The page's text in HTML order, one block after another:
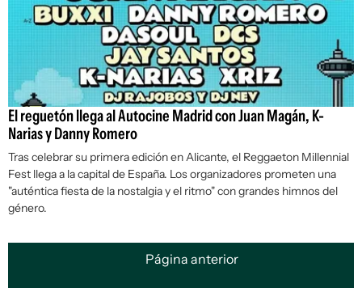
El reguetón llega al Autocine Madrid con Juan Magán, K-
Narias y Danny Romero
Tras celebrar su primera edición en Alicante, el Reggaeton Millennial
Fest llega a la capital de España. Los organizadores prometen una
"auténtica fiesta de la nostalgia y el ritmo" con grandes himnos del
género.
Página anterior